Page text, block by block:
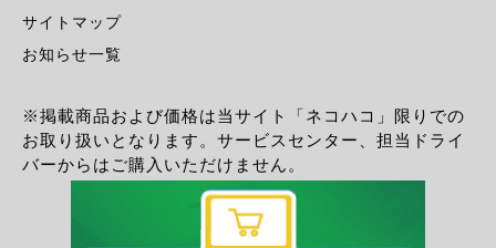
サイトマップ
お知らせ一覧
※掲載商品および価格は当サイト「ネコハコ」限りでの
お取り扱いとなります。サービスセンター、担当ドライ
バーからはご購入いただけません。